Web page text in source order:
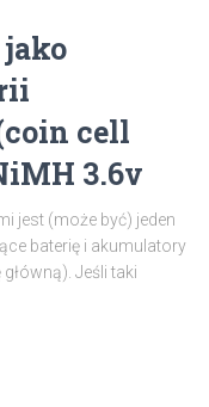
jako
cell
3.6v
jest (może być) jeden
baterię i akumulatory
główną). Jeśli taki